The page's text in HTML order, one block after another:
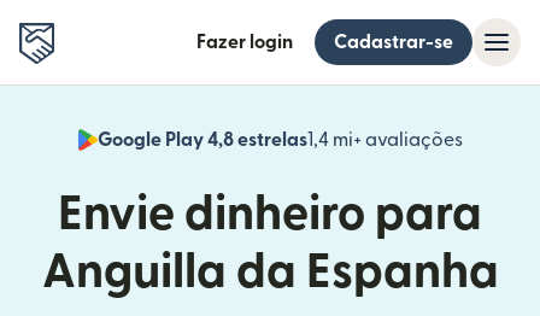
Fazer login Cadastrar-se
Google Play 4,8 estrelas1,4 mi+ avaliações
(abre
Envie dinheiro para
Anguilla da Espanha